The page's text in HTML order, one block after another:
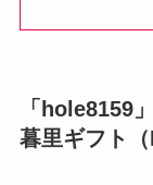
「hole8159
暮里ギフト